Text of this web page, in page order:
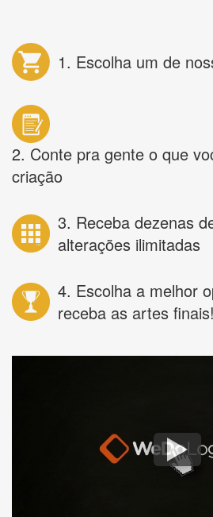
1. Escolha um de
2. Conte pra gente o que
criação
3. Receba dezenas
alterações ilimitadas
4. Escolha a melhor
receba as artes finais!